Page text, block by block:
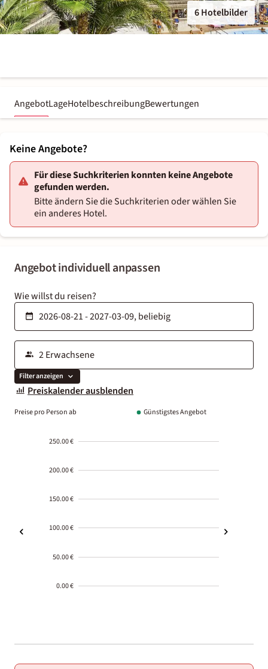
6 Hotelbilder
AngebotLageHotelbeschreibungBewertungen
Angebot individuell anpassen
Wie willst du reisen?
Filter anzeigen
Preiskalender ausblenden
Preise pro Person ab Günstigstes Angebot
250.00 €
200.00 €
150.00 €
100.00 €
50.00 €
0.00 €
01-02
Keine Angebote?
Für diese Suchkriterien konnten keine Angebote
gefunden werden.
Bitte ändern Sie die Suchkriterien oder wählen Sie
ein anderes Hotel.